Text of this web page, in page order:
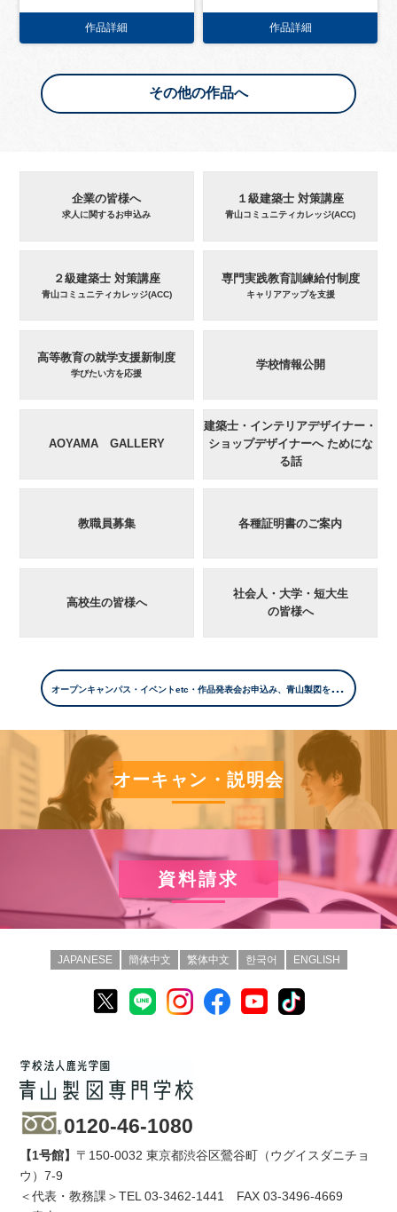
作品詳細 作品詳細
その他の作品へ
企業の皆様へ
求人に関するお申込み
１級建築士 対策講座
青山コミュニティカレッジ(ACC)
２級建築士 対策講座
青山コミュニティカレッジ(ACC)
専門実践教育訓練給付制度
キャリアアップを支援
高等教育の就学支援新制度
学びたい方を応援
学校情報公開
AOYAMA GALLERY
建築士・インテリアデザイナー・
ショップデザイナーへ ためにな
る話
教職員募集 各種証明書のご案内
高校生の皆様へ
社会人・大学・短大生
の皆様へ
オ
ープンキャンパス・イベントetc・作品発表会お申込み、青山製図を動画で知る、FAQ
オーキャン・説明会
資料請求
JAPANESE 簡体中文 繁体中文 한국어 ENGLISH
0120-46-1080
【1号館】 〒150-0032 東京都渋谷区鶯谷町（ウグイスダニチョ
ウ）7-9
＜代表・教務課＞TEL03-3462-1441
FAX 03-3496-4669